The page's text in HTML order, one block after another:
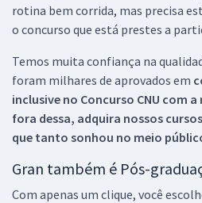
rotina bem corrida, mas precisa
o concurso que está prestes a
Temos muita confiança na
foram milhares de aprovados em
inclusive no Concurso CNU com a
fora dessa, adquira nossos
que tanto sonhou no meio
Gran também é Pós-
Com apenas um clique, você